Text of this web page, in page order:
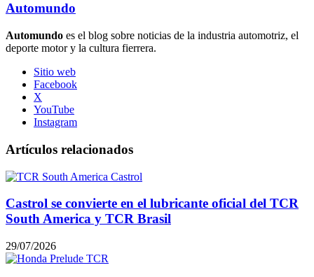
Automundo
Automundo es el blog sobre noticias de la industria automotriz, el
deporte motor y la cultura fierrera.
Sitio web
Facebook
X
YouTube
Instagram
Artículos relacionados
Castrol se convierte en el lubricante oficial del TCR
South America y TCR Brasil
29/07/2026